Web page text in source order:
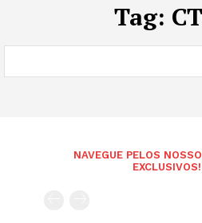
Tag:
NAVEGUE PELOS
EXCLUSIVOS!